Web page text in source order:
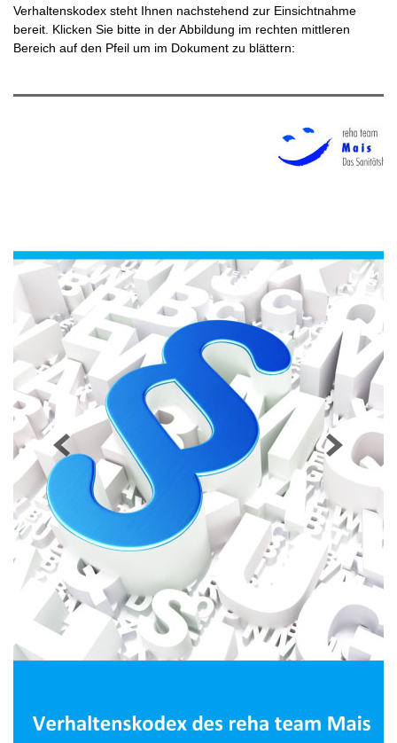
Verhaltenskodex steht Ihnen nachstehend zur Einsichtnahme
bereit. Klicken Sie bitte in der Abbildung im rechten mittleren
Bereich auf den Pfeil um im Dokument zu blättern: